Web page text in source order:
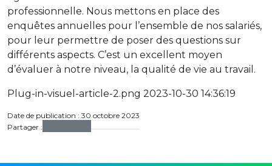
professionnelle. Nous mettons en place des
enquêtes annuelles pour l’ensemble de nos salariés,
pour leur permettre de poser des questions sur
différents aspects. C’est un excellent moyen
d’évaluer à notre niveau, la qualité de vie au travail.
Plug-in-visuel-article-2.png 2023-10-30 14:36:19
Date de publication : 30 octobre 2023
Partager :